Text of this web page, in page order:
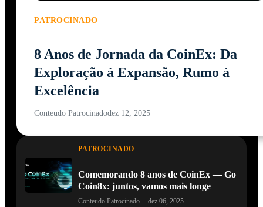
PATROCINADO
8 Anos de Jornada da CoinEx: Da
Exploração à Expansão, Rumo à
Excelência
Conteudo Patrocinadodez 12, 2025
PATROCINADO
Comemorando 8 anos de CoinEx — Go
Coin8x: juntos, vamos mais longe
Conteudo Patrocinado · dez 06, 2025